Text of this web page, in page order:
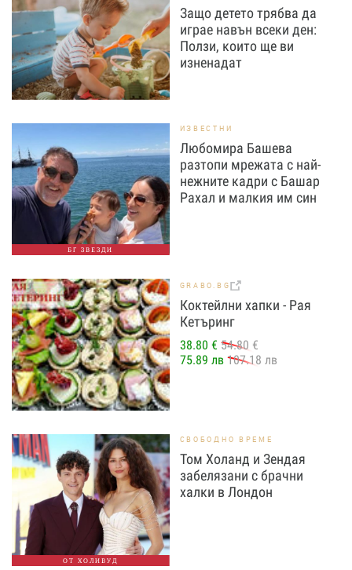
Защо детето трябва да
играе навън всеки ден:
Ползи, които ще ви
изненадат
БГ ЗВЕЗДИ
ИЗВЕСТНИ
Любомира Башева
разтопи мрежата с най-
нежните кадри с Башар
Рахал и малкия им син
GRABO.BG
Коктейлни хапки - Рая
Кетъринг
38.80 € 54.80 €
75.89 лв 107.18 лв
ОТ ХОЛИВУД
СВОБОДНО ВРЕМЕ
Том Холанд и Зендая
забелязани с брачни
халки в Лондон